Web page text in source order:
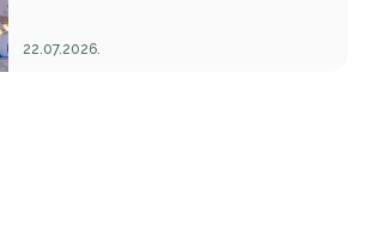
22.07.2026.